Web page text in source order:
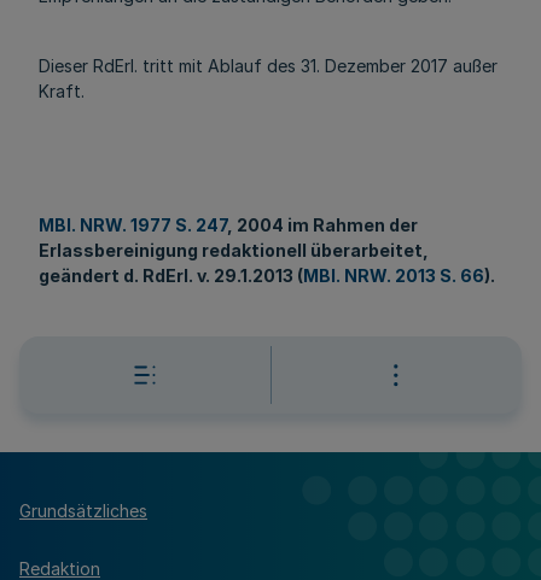
Dieser RdErl. tritt mit Ablauf des 31. Dezember 2017 außer
Kraft.
MBl. NRW. 1977 S. 247, 2004 im Rahmen der
Erlassbereinigung redaktionell überarbeitet,
geändert d. RdErl. v. 29.1.2013 (MBl. NRW. 2013 S. 66).
Grundsätzliches
Redaktion